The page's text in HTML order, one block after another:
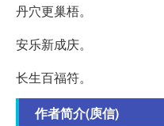
丹穴更巢梧。
安乐新成庆。
长生百福符。
作者简介(庾信)